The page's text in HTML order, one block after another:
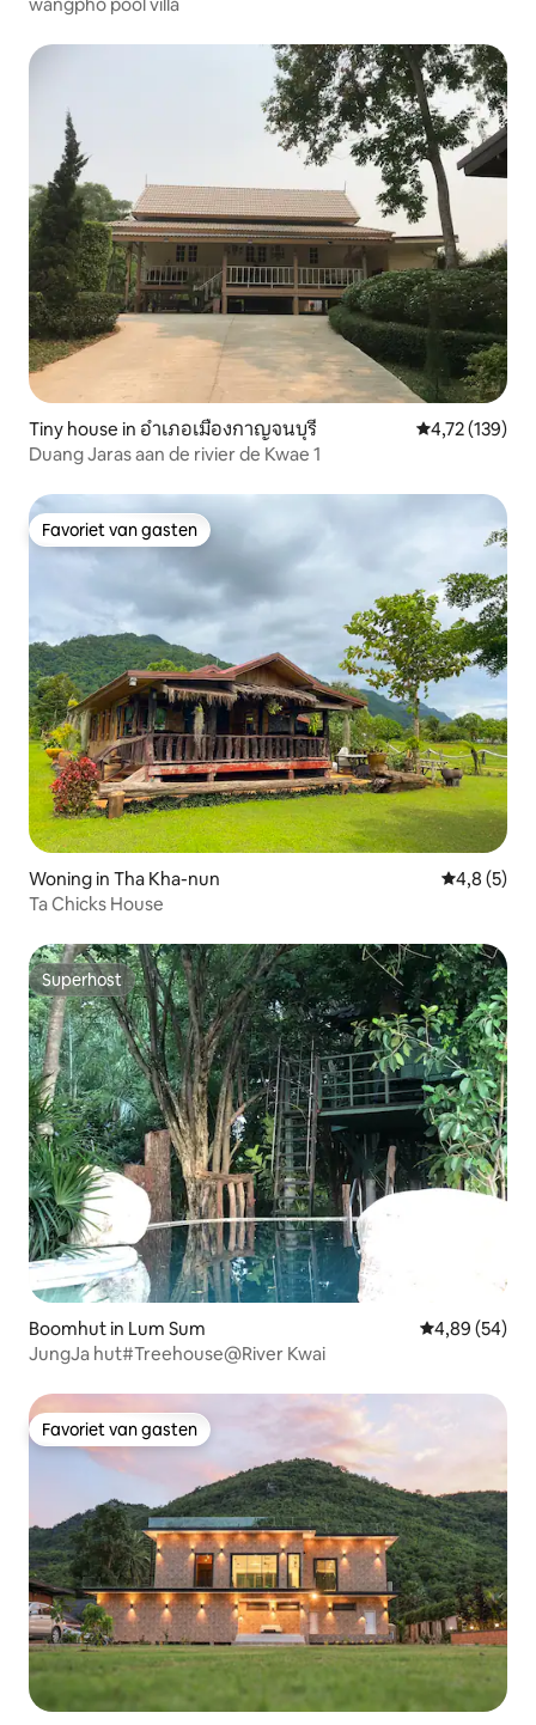
Tiny house in อำเภอเมืองกาญจนบุรี Gemiddelde
4,72 (139)
Duang Jaras aan de rivier de Kwae 1
Favoriet van gasten
Favoriet van gasten
Woning in Tha Kha-nun
4,8 (5)
Ta Chicks House
Superhost
Superhost
Boomhut in Lum Sum Gemiddelde
4,89 (54)
JungJa hut#Treehouse@River Kwai
Favoriet van gasten
Favoriet van gasten